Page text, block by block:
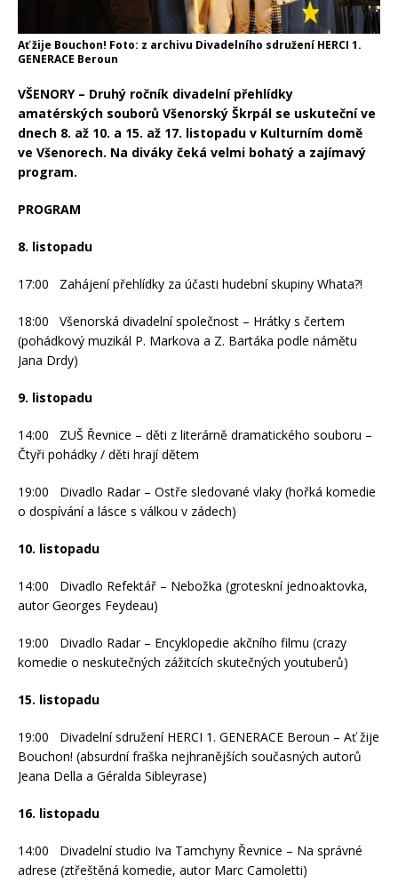
Ať žije Bouchon! Foto: z archivu Divadelního sdružení HERCI 1.
GENERACE Beroun
VŠENORY – Druhý ročník divadelní přehlídky
amatérských souborů Všenorský Škrpál se uskuteční ve
dnech 8. až 10. a 15. až 17. listopadu v Kulturním domě
ve Všenorech. Na diváky čeká velmi bohatý a zajímavý
program.
PROGRAM
8. listopadu
17:00 Zahájení přehlídky za účasti hudební skupiny Whata?!
18:00 Všenorská divadelní společnost – Hrátky s čertem
(pohádkový muzikál P. Markova a Z. Bartáka podle námětu
Jana Drdy)
9. listopadu
14:00 ZUŠ Řevnice – děti z literárně dramatického souboru –
Čtyři pohádky / děti hrají dětem
19:00 Divadlo Radar – Ostře sledované vlaky (hořká komedie
o dospívání a lásce s válkou v zádech)
10. listopadu
14:00 Divadlo Refektář – Nebožka (groteskní jednoaktovka,
autor Georges Feydeau)
19:00 Divadlo Radar – Encyklopedie akčního filmu (crazy
komedie o neskutečných zážitcích skutečných youtuberů)
15. listopadu
19:00 Divadelní sdružení HERCI 1. GENERACE Beroun – Ať žije
Bouchon! (absurdní fraška nejhranějších současných autorů
Jeana Della a Géralda Sibleyrase)
16. listopadu
14:00 Divadelní studio Iva Tamchyny Řevnice – Na správné
adrese (ztřeštěná komedie, autor Marc Camoletti)